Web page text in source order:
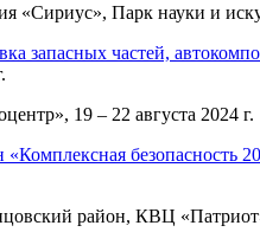
«Сириус», Парк науки и
запасных частей,
19 – 22 августа 2024 г.
безопасность
район, КВЦ